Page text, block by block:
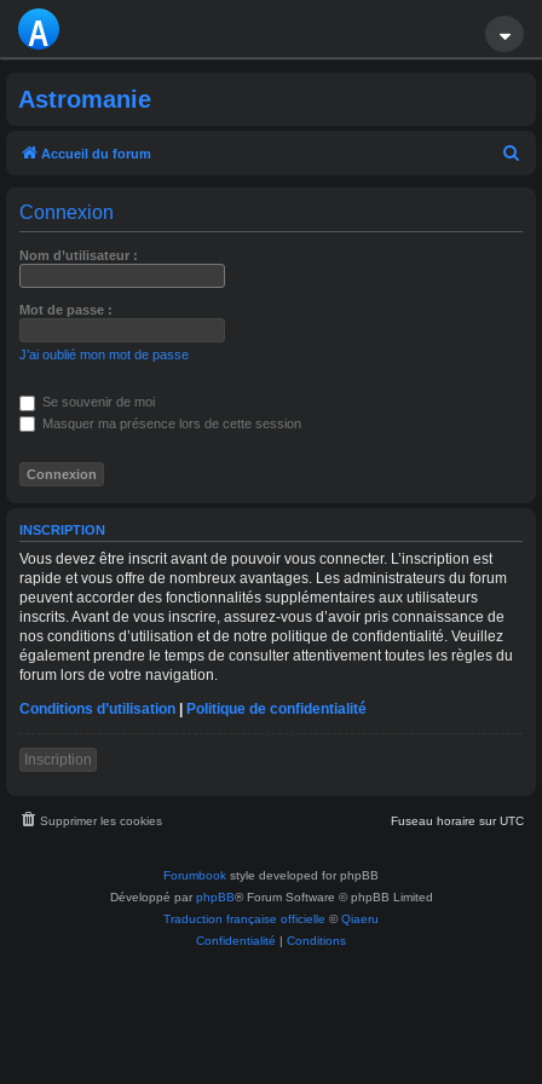
A
T
R
O
M
A
NI
E
Astromanie
Accueil du forum
Connexion
Nom d’utilisateur :
Mot de passe :
J’ai oublié mon mot de passe
Se souvenir de moi
Masquer ma présence lors de cette session
INSCRIPTION
Vous devez être inscrit avant de pouvoir vous connecter. L’inscription est
rapide et vous offre de nombreux avantages. Les administrateurs du forum
peuvent accorder des fonctionnalités supplémentaires aux utilisateurs
inscrits. Avant de vous inscrire, assurez-vous d’avoir pris connaissance de
nos conditions d’utilisation et de notre politique de confidentialité. Veuillez
également prendre le temps de consulter attentivement toutes les règles du
forum lors de votre navigation.
Conditions d’utilisation | Politique de confidentialité
Inscription
Fuseau horaire surUTC
Supprimer les cookies
Forumbook style developed for phpBB
Développé par phpBB® Forum Software © phpBB Limited
Traduction française officielle ©Qiaeru
Confidentialité | Conditions